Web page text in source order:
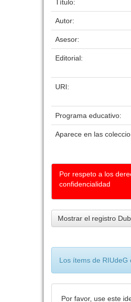
Título:
Autor:
Asesor:
Editorial:
URI:
Programa educativo:
Aparece en las
Por respeto a los
confidencialidad
Mostrar el registro
Los ítems de RIUdeG
Por favor, use este